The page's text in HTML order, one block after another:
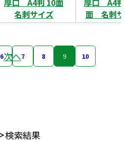
検索結果
名刺サイズ
面 名刺サ
6 7 8 9 10
次へ